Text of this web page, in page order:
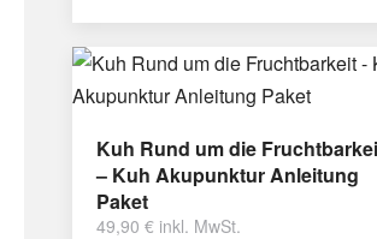
Kuh Rund um die
– Kuh Akupunktur Anleitung
Paket
49,90 € inkl. MwSt.